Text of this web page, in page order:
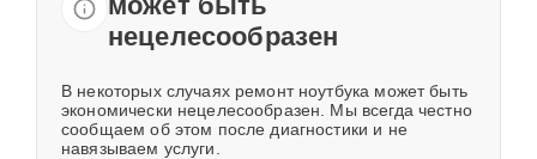
нецелесообразен
В некоторых случаях ремонт ноутбука может быть
экономически нецелесообразен. Мы всегда честно
сообщаем об этом после диагностики и не
навязываем услуги.